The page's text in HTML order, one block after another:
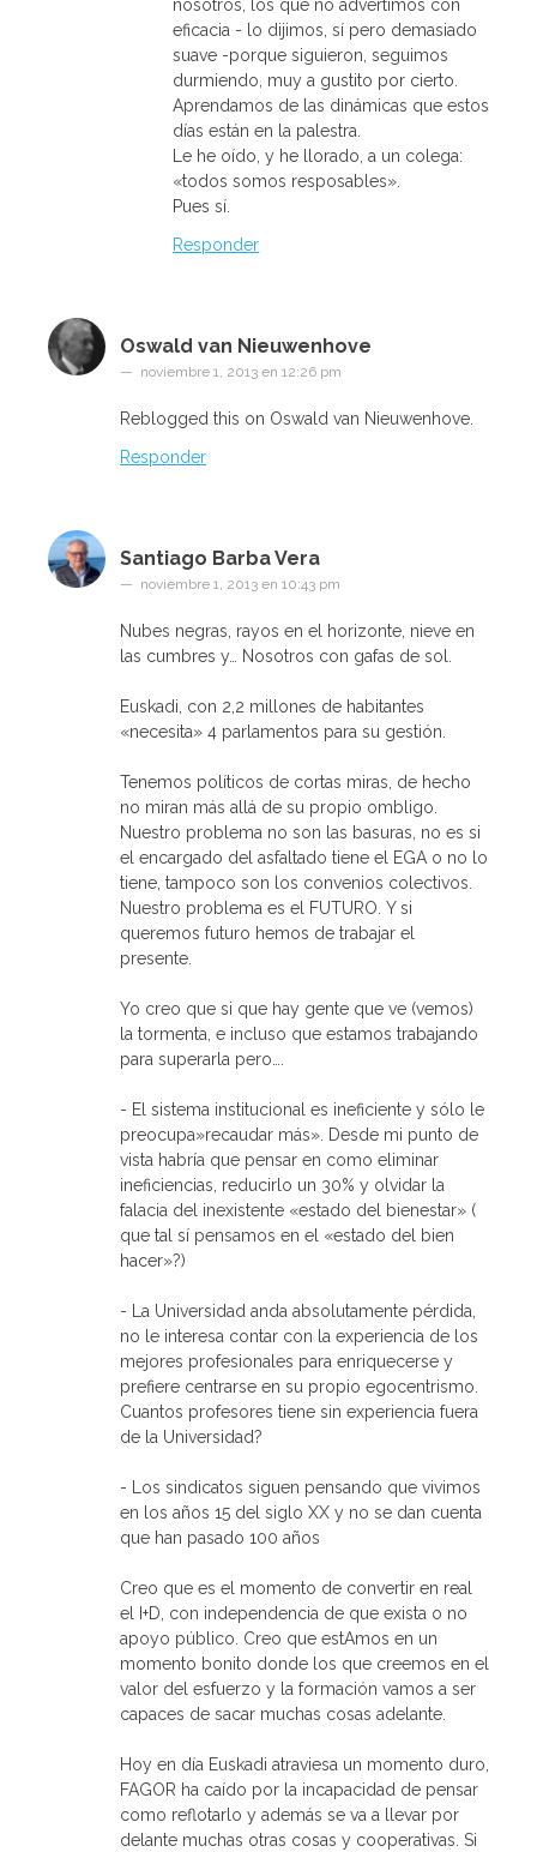
nosotros, los que no advertimos con
eficacia - lo dijimos, sí pero demasiado
suave -porque siguieron, seguimos
durmiendo, muy a gustito por cierto.
Aprendamos de las dinámicas que estos
días están en la palestra.
Le he oído, y he llorado, a un colega:
«todos somos resposables».
Pues sí.
Responder
Oswald van Nieuwenhove
noviembre 1, 2013 en 12:26 pm
Reblogged this on Oswald van Nieuwenhove.
Responder
Santiago Barba Vera
noviembre 1, 2013 en 10:43 pm
Nubes negras, rayos en el horizonte, nieve en
las cumbres y… Nosotros con gafas de sol.
Euskadi, con 2,2 millones de habitantes
«necesita» 4 parlamentos para su gestión.
Tenemos políticos de cortas miras, de hecho
no miran más allá de su propio ombligo.
Nuestro problema no son las basuras, no es si
el encargado del asfaltado tiene el EGA o no lo
tiene, tampoco son los convenios colectivos.
Nuestro problema es el FUTURO. Y si
queremos futuro hemos de trabajar el
presente.
Yo creo que si que hay gente que ve (vemos)
la tormenta, e incluso que estamos trabajando
para superarla pero….
- El sistema institucional es ineficiente y sólo le
preocupa»recaudar más». Desde mi punto de
vista habría que pensar en como eliminar
ineficiencias, reducirlo un 30% y olvidar la
falacia del inexistente «estado del bienestar» (
que tal sí pensamos en el «estado del bien
hacer»?)
- La Universidad anda absolutamente pérdida,
no le interesa contar con la experiencia de los
mejores profesionales para enriquecerse y
prefiere centrarse en su propio egocentrismo.
Cuantos profesores tiene sin experiencia fuera
de la Universidad?
- Los sindicatos siguen pensando que vivimos
en los años 15 del siglo XX y no se dan cuenta
que han pasado 100 años
Creo que es el momento de convertir en real
el I+D, con independencia de que exista o no
apoyo público. Creo que estAmos en un
momento bonito donde los que creemos en el
valor del esfuerzo y la formación vamos a ser
capaces de sacar muchas cosas adelante.
Hoy en día Euskadi atraviesa un momento duro,
FAGOR ha caído por la incapacidad de pensar
como reflotarlo y además se va a llevar por
delante muchas otras cosas y cooperativas. Si